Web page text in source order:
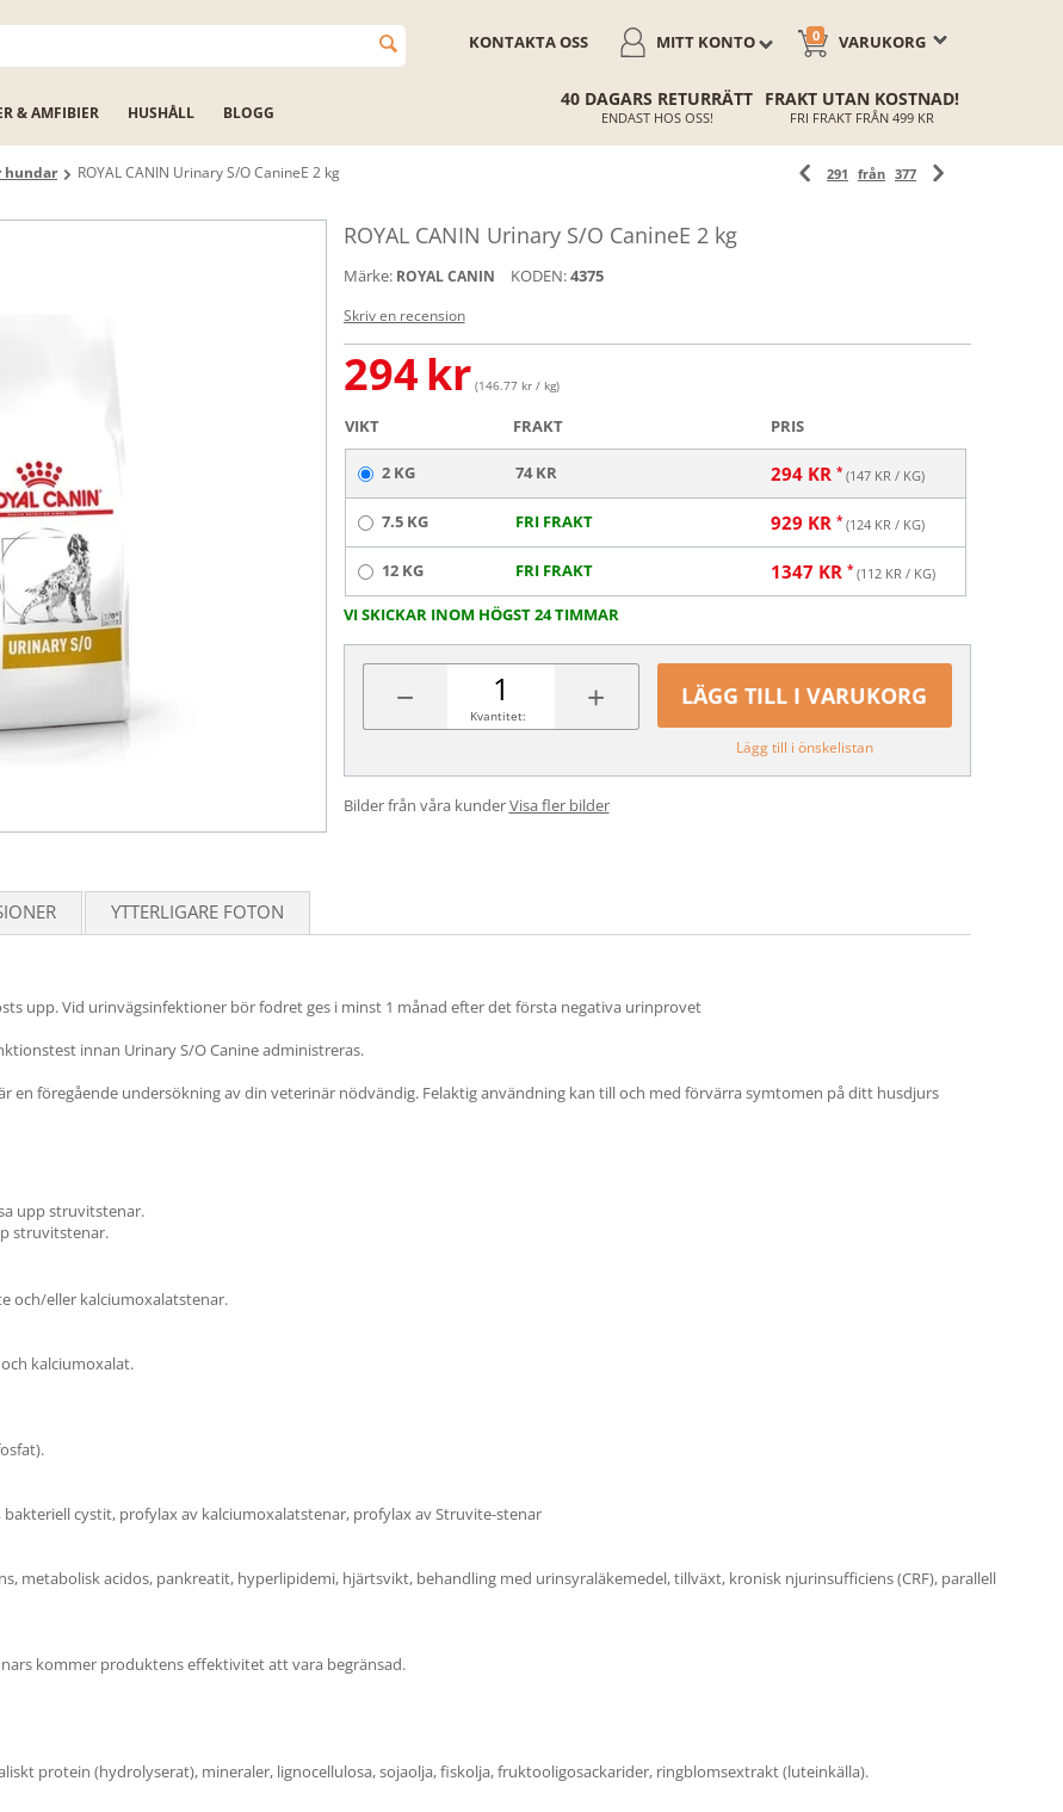
VARUKORG
0
MITT KONTO
KONTAKTA OSS
& AMFIBIER HUSHÅLL BLOGG
40 DAGARS RETURRÄTT
ENDAST HOS OSS!
FRAKT UTAN KOSTNAD!
FRI FRAKT FRÅN 499 KR
hundar ROYAL CANIN Urinary S/O CanineE 2 kg 291 från 377
ROYAL CANIN Urinary S/O CanineE 2 kg
Märke: ROYAL CANIN KODEN:4375
Skriv en recension
294kr (146.77 kr / kg)
VIKT FRAKT PRIS
2 KG 74 KR 294KR (147KR / KG)
7.5 KG FRI FRAKT 929 KR (124KR / KG)
12 KG FRI FRAKT 1347KR (112KR / KG)
VI SKICKAR INOM HÖGST 24 TIMMAR
− +
Kvantitet:
LÄGG TILL I VARUKORG
Lägg till i önskelistan
Bilder från våra kunderVisa fler bilder
YTTERLIGARE FOTON
upp. Vid urinvägsinfektioner bör fodret ges i minst 1 månad efter det första negativa urinprovet
innan Urinary S/O Canine administreras.
en föregående undersökning av din veterinär nödvändig. Felaktig användning kan till och med förvärra symtomen på ditt husdjurs
upp struvitstenar.
struvitstenar.
och/eller kalciumoxalatstenar.
kalciumoxalat.
cystit, profylax av kalciumoxalatstenar, profylax av Struvite-stenar
acidos, pankreatit, hyperlipidemi, hjärtsvikt, behandling med urinsyraläkemedel, tillväxt, kronisk njurinsufficiens (CRF), parallell
kommer produktens effektivitet att vara begränsad.
protein (hydrolyserat), mineraler, lignocellulosa, sojaolja, fiskolja, fruktooligosackarider, ringblomsextrakt (luteinkälla).